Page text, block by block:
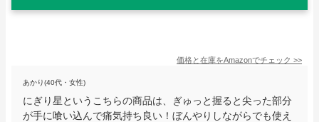
価格と在庫をAmazonでチェック >>
あかり(40代・女性)
にぎり星というこちらの商品は、ぎゅっと握ると尖った部分
が手に喰い込んで痛気持ち良い！ぼんやりしながらでも使え